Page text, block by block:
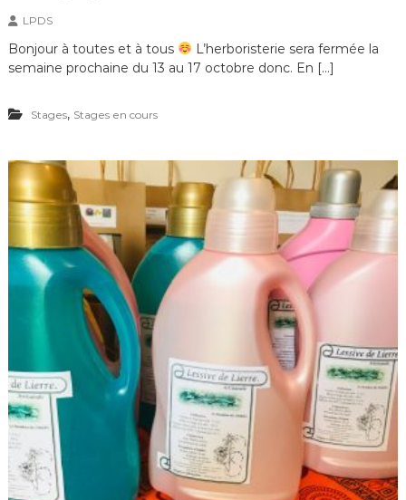
LPDS
Bonjour à toutes et à tous
L’herboristerie sera fermée la
semaine prochaine du 13 au 17 octobre donc. En […]
Stages, Stages en cours